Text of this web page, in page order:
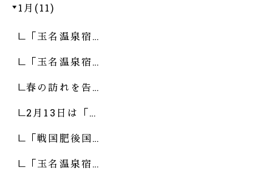
1月(11)
「玉名温泉宿…
「玉名温泉宿…
春の訪れを告…
2月13日は「…
「戦国肥後国…
「玉名温泉宿…